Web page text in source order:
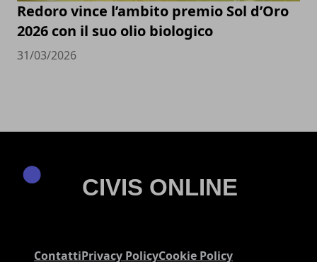
Redoro vince l’ambito premio Sol d’Oro
2026 con il suo olio biologico
31/03/2026
ContattiPrivacy PolicyCookie Policy